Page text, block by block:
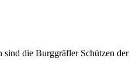
sind die Burggräfler Schützen der